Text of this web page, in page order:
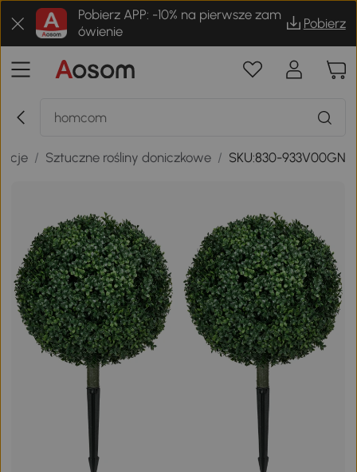
Pobierz APP: -10% na pierwsze zam
ówienie
Pobierz
/ Sztuczne rośliny doniczkowe / SKU:830-933V00GN